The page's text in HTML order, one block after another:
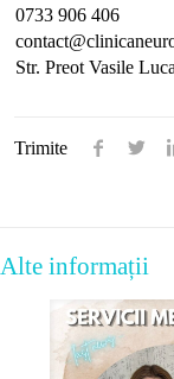
0733 906 406
Str. Preot Vasile
Trimite
Alte informații